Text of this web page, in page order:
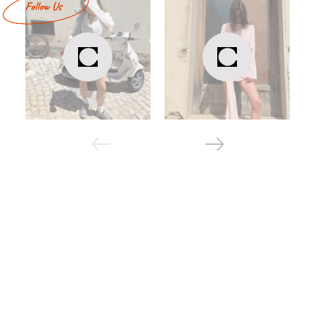
сочетаются с футболками и топами, также их можно
надеть под рубашку. В нашем каталоге есть модели из
разных тканей:
из льна – комфортные летние шорты женские,
хорошо поглощающие влагу и выгодно
подчеркивающие фигуру;
из плащевки – идеально подходят для спортивных
тренировок;
из коттона – эти шорты женские стильные и
элегантные, они хорошо впишутся даже в офисный